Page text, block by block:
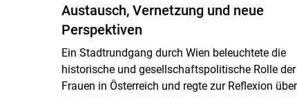
Austausch, Vernetzung und neue
Perspektiven
Ein Stadtrundgang durch Wien beleuchtete die
historische und gesellschaftspolitische Rolle der
Frauen in Österreich und regte zur Reflexion über